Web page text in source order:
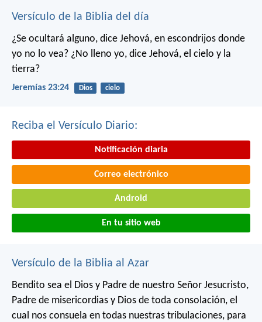
Versículo de la Biblia del día
¿Se ocultará alguno, dice Jehová, en escondrijos donde
yo no lo vea? ¿No lleno yo, dice Jehová, el cielo y la
tierra?
Jeremías 23:24 Dios cielo
Reciba el Versículo Diario:
Notificación diaria
Correo electrónico
Android
En tu sitio web
Versículo de la Biblia al Azar
Bendito sea el Dios y Padre de nuestro Señor Jesucristo,
Padre de misericordias y Dios de toda consolación, el
cual nos consuela en todas nuestras tribulaciones, para